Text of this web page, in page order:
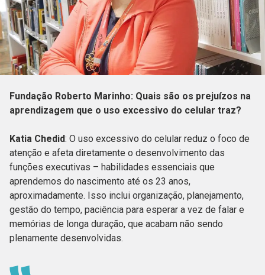
Fundação Roberto Marinho: Quais são os prejuízos na
aprendizagem que o uso excessivo do celular traz?
Katia Chedid: O uso excessivo do celular reduz o foco de
atenção e afeta diretamente o desenvolvimento das
funções executivas – habilidades essenciais que
aprendemos do nascimento até os 23 anos,
aproximadamente. Isso inclui organização, planejamento,
gestão do tempo, paciência para esperar a vez de falar e
memórias de longa duração, que acabam não sendo
plenamente desenvolvidas.